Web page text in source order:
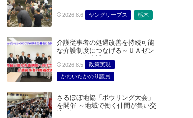
2026.8.6 ヤングリーブス 栃木
介護従事者の処遇改善を持続可能
な介護制度につなげる～ＵＡゼン
セン・日本介護クラフトユニオン
合同で厚生労働省に対する要請を
実施～
2026.8.5
政策実現
かわいたかのり議員
どうごみまきこ議員
総合サービス部門
さるぼぼ地協「ボウリング大会」
を開催 ～地域で働く仲間が集い交
流を深める～